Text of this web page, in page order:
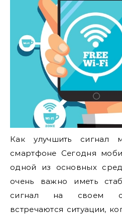
Как улучшить сигнал
смартфоне Сегодня
одной из основных
очень важно иметь
сигнал на своем
встречаются ситуации,